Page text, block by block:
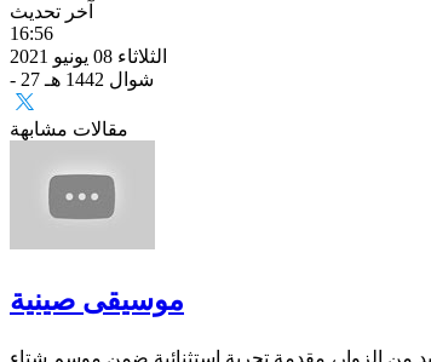
آخر تحديث
16:56
الثلاثاء 08 يونيو 2021
- 27 شوال 1442 هـ
مقالات مشابهة
موسيقى صينية